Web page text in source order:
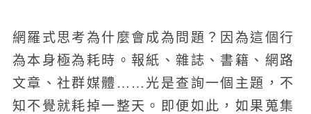
網羅式思考為什麼會成為問題？因為這個行
為本身極為耗時。報紙、雜誌、書籍、網路
文章、社群媒體……光是查詢一個主題，不
知不覺就耗掉一整天。即便如此，如果蒐集